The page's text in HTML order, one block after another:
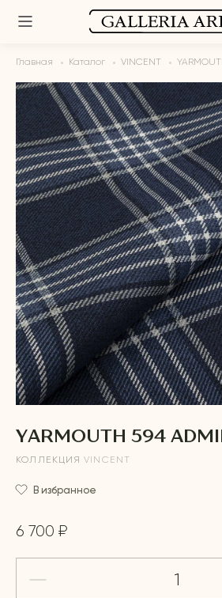
Главная Каталог VINCENT
YARMOUTH 594
КОЛЛЕКЦИЯ VINCENT
В избранное
6 700 ₽